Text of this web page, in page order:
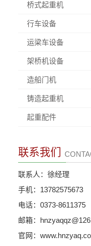
桥式起重机
行车设备
运梁车设备
架桥机设备
造船门机
铸造起重机
起重配件
联系我们
联系人：徐经理
手机：13782575673
电话：0373-8611375
邮箱：
官网：